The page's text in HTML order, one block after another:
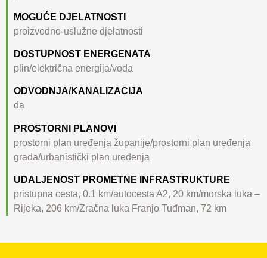
MOGUĆE DJELATNOSTI
proizvodno-uslužne djelatnosti
DOSTUPNOST ENERGENATA
plin/električna energija/voda
ODVODNJA/KANALIZACIJA
da
PROSTORNI PLANOVI
prostorni plan uređenja županije/prostorni plan uređenja
grada/urbanistički plan uređenja
UDALJENOST PROMETNE INFRASTRUKTURE
pristupna cesta, 0.1 km/autocesta A2, 20 km/morska luka –
Rijeka, 206 km/Zračna luka Franjo Tuđman, 72 km